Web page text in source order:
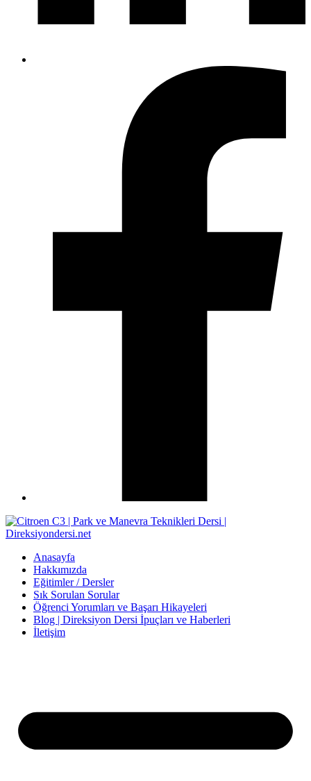
Anasayfa
Hakkımızda
Eğitimler / Dersler
Sık Sorulan Sorular
Öğrenci Yorumları ve Başarı Hikayeleri
Blog | Direksiyon Dersi İpuçları ve Haberleri
İletişim